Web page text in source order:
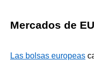
Mercados de
Las bolsas europeas